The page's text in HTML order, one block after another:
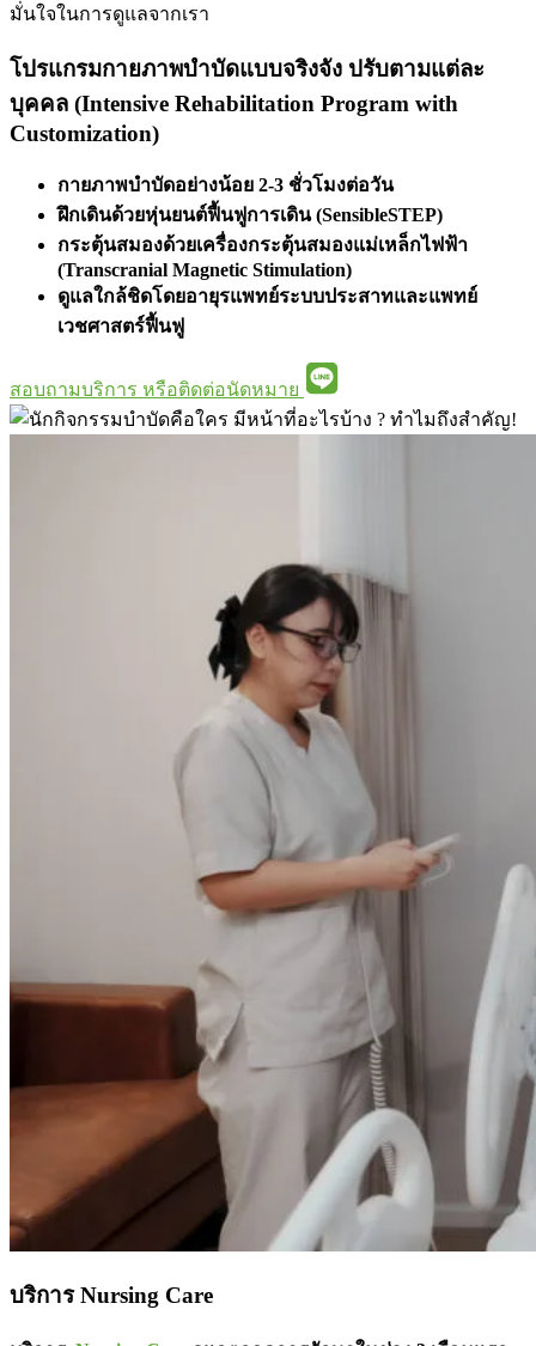
มั่นใจในการดูแลจากเรา
โปรแกรมกายภาพบำบัดแบบจริงจัง ปรับตามแต่ละ
บุคคล (Intensive Rehabilitation Program with
Customization)
กายภาพบำบัดอย่างน้อย 2-3 ชั่วโมงต่อวัน
ฝึกเดินด้วยหุ่นยนต์ฟื้นฟูการเดิน (SensibleSTEP)
กระตุ้นสมองด้วยเครื่องกระตุ้นสมองแม่เหล็กไฟฟ้า
(Transcranial Magnetic Stimulation)
ดูแลใกล้ชิดโดยอายุรแพทย์ระบบประสาทและแพทย์
เวชศาสตร์ฟื้นฟู
สอบถามบริการ หรือติดต่อนัดหมาย
บริการ Nursing Care